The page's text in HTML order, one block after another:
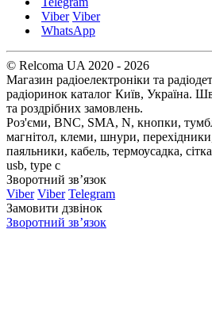
Viber Viber
WhatsApp
© Relcoma UA 2020 - 2026
Магазин радіоелектроніки та
радіоринок каталог Київ, Україна.
та роздрібних замовлень.
Роз'єми, BNC, SMA, N, кнопки,
магнітол, клеми, шнури,
паяльники, кабель, термоусадка,
usb, type c
Зворотний зв’язок
Viber Viber Telegram
Замовити дзвінок
Зворотний зв’язок